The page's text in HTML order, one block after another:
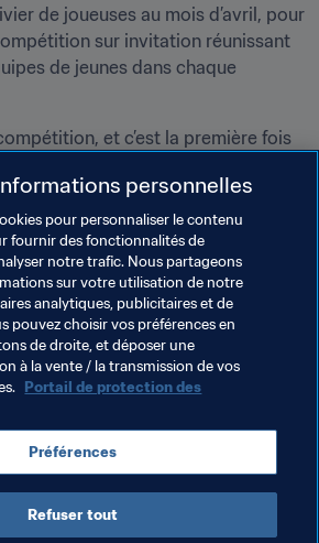
de joueuses au mois d’avril, pour
sur invitation réunissant
de jeunes dans chaque
et c’est la première fois
mais c’est ce dont on a besoin
pour la Coupe du Monde. »
Football Féminin Organisation
personnelles
pour personnaliser le contenu
fournir des fonctionnalités de
notre trafic. Nous partageons
sur votre utilisation de notre
analytiques, publicitaires et de
pouvez choisir vos préférences en
de droite, et déposer une
à la vente / la transmission de vos
Portail de protection des
Préférences
Refuser tout